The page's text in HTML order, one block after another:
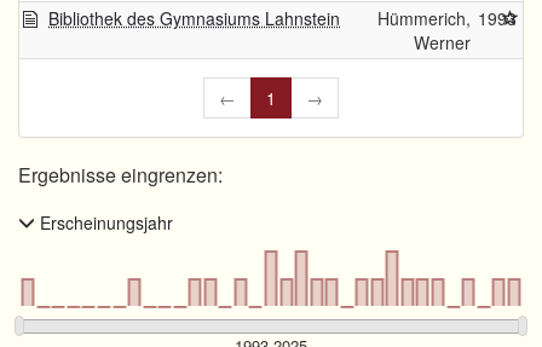
Bibliothek des Gymnasiums Lahnstein
Hümmerich,
Werner
1993
← 1 →
Ergebnisse eingrenzen:
Erscheinungsjahr